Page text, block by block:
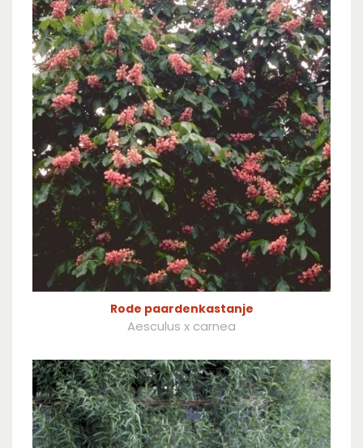
Rode paardenkastanje
Aesculus x carnea